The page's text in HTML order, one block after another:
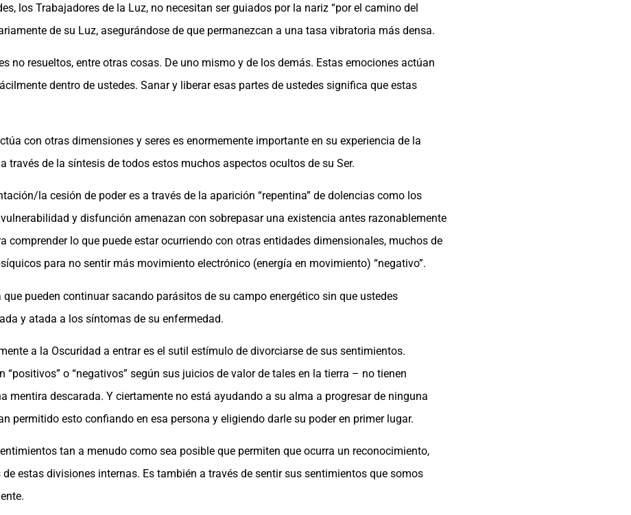
los Trabajadores de la Luz, no necesitan ser guiados por la nariz “por el camino del
de su Luz, asegurándose de que permanezcan a una tasa vibratoria más densa.
no resueltos, entre otras cosas. De uno mismo y de los demás. Estas emociones actúan
dentro de ustedes. Sanar y liberar esas partes de ustedes significa que estas
con otras dimensiones y seres es enormemente importante en su experiencia de la
través de la síntesis de todos estos muchos aspectos ocultos de su Ser.
la cesión de poder es a través de la aparición “repentina” de dolencias como los
y disfunción amenazan con sobrepasar una existencia antes razonablemente
comprender lo que puede estar ocurriendo con otras entidades dimensionales, muchos de
para no sentir más movimiento electrónico (energía en movimiento) “negativo”.
pueden continuar sacando parásitos de su campo energético sin que ustedes
y atada a los síntomas de su enfermedad.
a la Oscuridad a entrar es el sutil estímulo de divorciarse de sus sentimientos.
o “negativos” según sus juicios de valor de tales en la tierra – no tienen
mentira descarada. Y ciertamente no está ayudando a su alma a progresar de ninguna
permitido esto confiando en esa persona y eligiendo darle su poder en primer lugar.
tan a menudo como sea posible que permiten que ocurra un reconocimiento,
estas divisiones internas. Es también a través de sentir sus sentimientos que somos